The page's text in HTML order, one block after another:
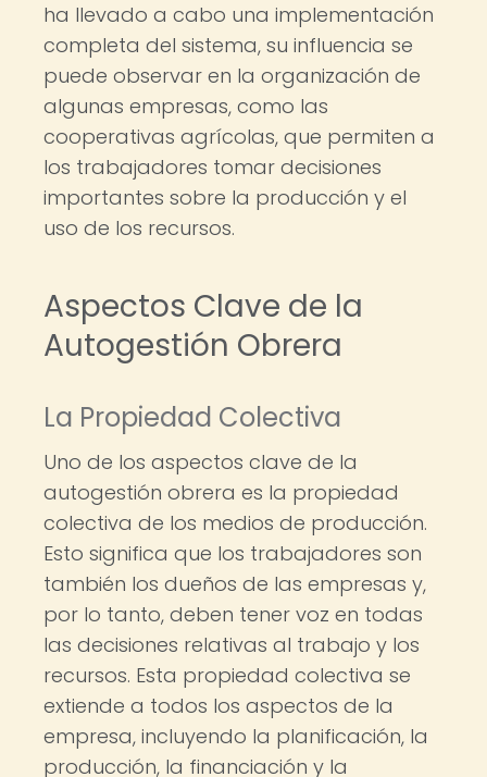
ha llevado a cabo una implementación
completa del sistema, su influencia se
puede observar en la organización de
algunas empresas, como las
cooperativas agrícolas, que permiten a
los trabajadores tomar decisiones
importantes sobre la producción y el
uso de los recursos.
Aspectos Clave de la
Autogestión Obrera
La Propiedad Colectiva
Uno de los aspectos clave de la
autogestión obrera es la propiedad
colectiva de los medios de producción.
Esto significa que los trabajadores son
también los dueños de las empresas y,
por lo tanto, deben tener voz en todas
las decisiones relativas al trabajo y los
recursos. Esta propiedad colectiva se
extiende a todos los aspectos de la
empresa, incluyendo la planificación, la
producción, la financiación y la